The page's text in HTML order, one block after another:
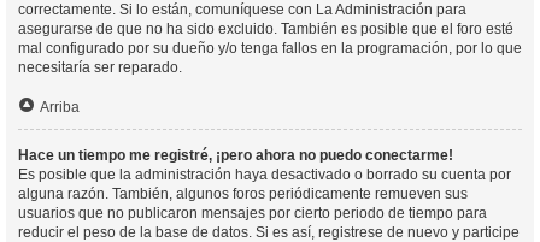
correctamente. Si lo están, comuníquese con La Administración para
asegurarse de que no ha sido excluido. También es posible que el foro esté
mal configurado por su dueño y/o tenga fallos en la programación, por lo que
necesitaría ser reparado.
Arriba
Hace un tiempo me registré, ¡pero ahora no puedo conectarme!
Es posible que la administración haya desactivado o borrado su cuenta por
alguna razón. También, algunos foros periódicamente remueven sus
usuarios que no publicaron mensajes por cierto periodo de tiempo para
reducir el peso de la base de datos. Si es así, registrese de nuevo y participe